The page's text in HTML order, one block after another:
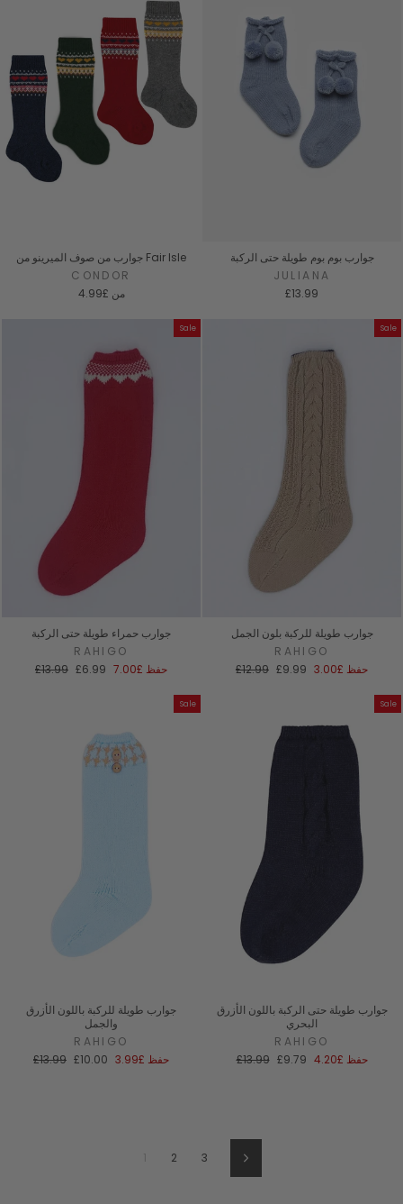
جوارب من صوف الميرينو من Fair Isle
CONDOR
من £4.99
جوارب بوم بوم طويلة حتى الركبة
JULIANA
£13.99
Sale
جوارب حمراء طويلة حتى الركبة
RAHIGO
السعر
£13.99 سعر
£6.99 حفظ £7.00
Sale
جوارب طويلة للركبة بلون الجمل
RAHIGO
السعر
£12.99 سعر
£9.99 حفظ £3.00
Sale
جوارب طويلة للركبة باللون الأزرق
والجمل
RAHIGO
السعر
£13.99 سعر
£10.00 حفظ £3.99
Sale
جوارب طويلة حتى الركبة باللون الأزرق
البحري
RAHIGO
السعر
£13.99 سعر
£9.79 حفظ £4.20
1 2 3 Next